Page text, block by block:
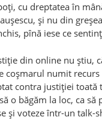
cu dreptatea în
și nu din
pînă iese ce
din online nu știu,
coșmarul numit
contra justiției toată
o băgăm la loc, ca
și voteze într-un talk-